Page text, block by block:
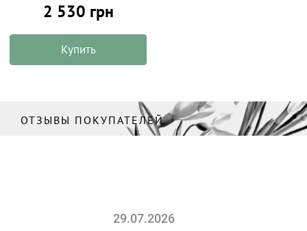
2 530 грн
Купить
ОТЗЫВЫ ПОКУПАТЕЛЕЙ
29.07.2026